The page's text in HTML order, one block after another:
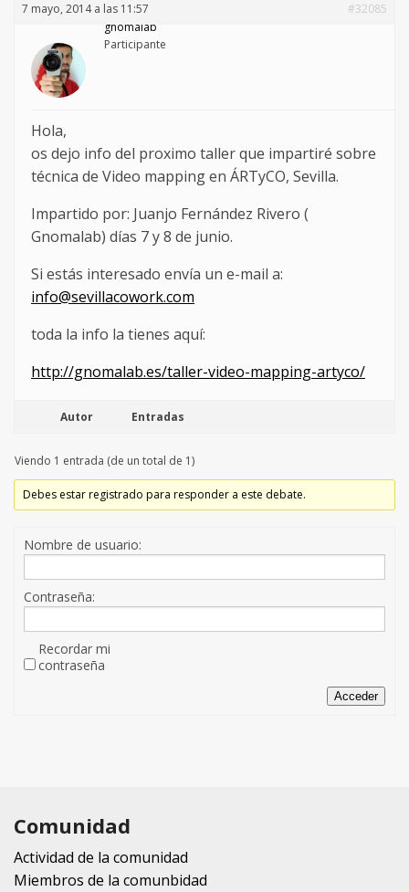
7 mayo, 2014 a las 11:57
#32085
gnomalab
Participante
Hola,
os dejo info del proximo taller que impartiré sobre
técnica de Video mapping en ÁRTyCO, Sevilla.
Impartido por: Juanjo Fernández Rivero (
Gnomalab) días 7 y 8 de junio.
Si estás interesado envía un e-mail a:
info@sevillacowork.com
toda la info la tienes aquí:
http://gnomalab.es/taller-video-mapping-artyco/
Autor Entradas
Viendo 1 entrada (de un total de 1)
Debes estar registrado para responder a este debate.
Nombre de usuario:
Contraseña:
Recordar mi
contraseña
Acceder
Comunidad
Actividad de la comunidad
Miembros de la comunbidad